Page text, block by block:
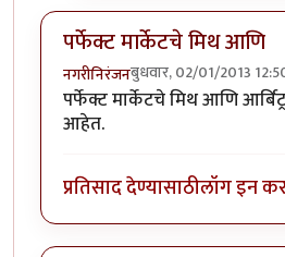
पर्फेक्ट मार्केटचे मिथ आणि
नगरीनिरंजनबुधवार, 02/01/2013
पर्फेक्ट मार्केटचे मिथ आणि
आहेत.
प्रतिसाद देण्यासाठीलॉग इन